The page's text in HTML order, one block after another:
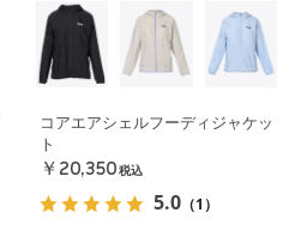
コアエアシェルフーディジャケッ
ト
￥20,350 税込
5.0 （1）